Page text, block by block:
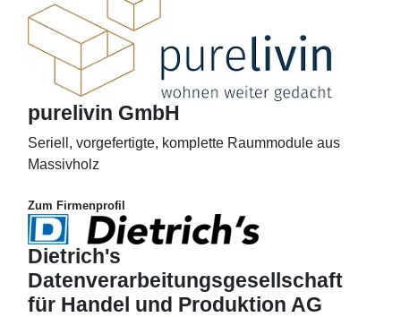
purelivin GmbH
Seriell, vorgefertigte, komplette Raummodule aus
Massivholz
Zum Firmenprofil
Dietrich's
Datenverarbeitungsgesellschaft
für Handel und Produktion AG